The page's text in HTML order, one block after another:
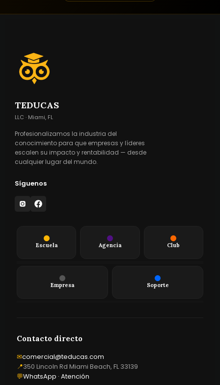
TEDUCAS
LLC · Miami, FL
Profesionalizamos la industria del
conocimiento para que empresas y líderes
escalen su impacto y rentabilidad — desde
cualquier lugar del mundo.
Síguenos
Escuela
Paquetes de aprendizaje
Minicursos
HOT
Agencia
Casos de éxito
Club
Empresa Soporte
Contacto directo
✉comercial@teducas.com
📍350 Lincoln Rd Miami Beach, FL 33139
💬WhatsApp · Atención